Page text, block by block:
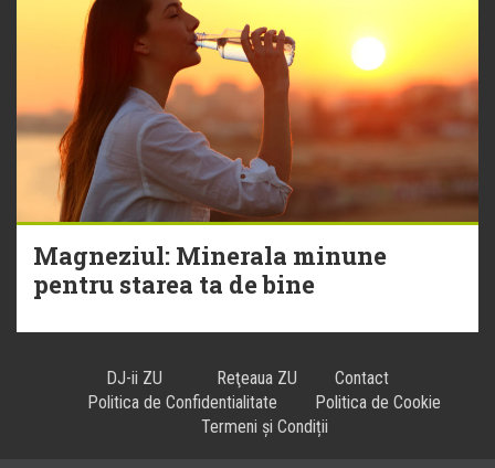
Magneziul: Minerala minune
pentru starea ta de bine
DJ-ii ZU Reţeaua ZU
Contact
Politica de Confidentialitate
Politica de Cookie
Termeni și Condiții